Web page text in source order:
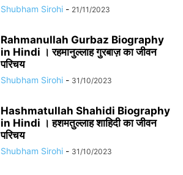
Shubham Sirohi - 21/11/2023
Rahmanullah Gurbaz Biography
in Hindi । रहमानुल्लाह गुरबाज़ का जीवन
परिचय
Shubham Sirohi - 31/10/2023
Hashmatullah Shahidi Biography
in Hindi । हशमतुल्लाह शाहिदी का जीवन
परिचय
Shubham Sirohi - 31/10/2023